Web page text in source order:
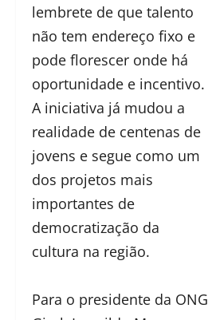
lembrete de que talento
não tem endereço fixo e
pode florescer onde há
oportunidade e incentivo.
A iniciativa já mudou a
realidade de centenas de
jovens e segue como um
dos projetos mais
importantes de
democratização da
cultura na região.
Para o presidente da ONG